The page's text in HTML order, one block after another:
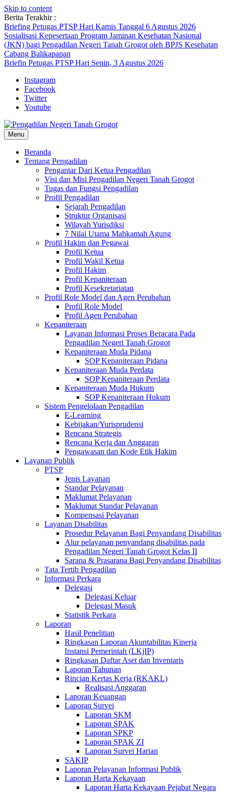
Skip to content
Berita Terakhir :
Briefing Petugas PTSP Hari Kamis Tanggal 6 Agustus 2026
Sosialisasi Kepesertaan Program Jaminan Kesehatan Nasional
(JKN) bagi Pengadilan Negeri Tanah Grogot oleh BPJS Kesehatan
Cabang Balikapapan
Briefin Petugas PTSP Hari Senin, 3 Agustus 2026
Instagram
Facebook
Twitter
Youtube
Menu
Beranda
Tentang Pengadilan
Pengantar Dari Ketua Pengadilan
Visi dan Misi Pengadilan Negeri Tanah Grogot
Tugas dan Fungsi Pengadilan
Profil Pengadilan
Sejarah Pengadilan
Struktur Organisasi
Wilayah Yurisdiksi
7 Nilai Utama Mahkamah Agung
Profil Hakim dan Pegawai
Profil Ketua
Profil Wakil Ketua
Profil Hakim
Profil Kepaniteraan
Profil Kesekretariatan
Profil Role Model dan Agen Perubahan
Profil Role Model
Profil Agen Perubahan
Kepaniteraan
Layanan Informasi Proses Beracara Pada
Pengadilan Negeri Tanah Grogot
Kepaniteraan Muda Pidana
SOP Kepaniteraan Pidana
Kepaniteraan Muda Perdata
SOP Kepaniteraan Perdata
Kepaniteraan Muda Hukum
SOP Kepaniteraan Hukum
Sistem Pengelolaan Pengadilan
E-Learning
Kebijakan/Yurisprudensi
Rencana Strategis
Rencana Kerja dan Anggaran
Pengawasan dan Kode Etik Hakim
Layanan Publik
PTSP
Jenis Layanan
Standar Pelayanan
Maklumat Pelayanan
Maklumat Standar Pelayanan
Kompensasi Pelayanan
Layanan Disabilitas
Prosedur Pelayanan Bagi Penyandang Disabilitas
Alur pelayanan penyandang disabilitas pada
Pengadilan Negeri Tanah Grogot Kelas II
Sarana & Prasarana Bagi Penyandang Disabilitas
Tata Tertib Pengadilan
Informasi Perkara
Delegasi
Delegasi Keluar
Delegasi Masuk
Statistik Perkara
Laporan
Hasil Penelitian
Ringkasan Laporan Akuntabilitas Kinerja
Instansi Pemerintah (LKjIP)
Ringkasan Daftar Aset dan Inventaris
Laporan Tahunan
Rincian Kertas Kerja (RKAKL)
Realisasi Anggaran
Laporan Keuangan
Laporan Survei
Laporan SKM
Laporan SPAK
Laporan SPKP
Laporan SPAK ZI
Laporan Survei Harian
SAKIP
Laporan Pelayanan Informasi Publik
Laporan Harta Kekayaan
Laporan Harta Kekayaan Pejabat Negara